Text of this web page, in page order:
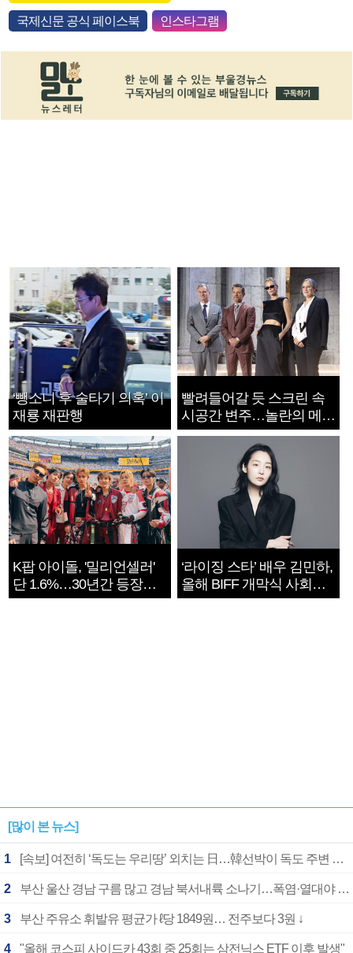
국제신문 공식 페이스북 인스타그램
‘뺑소니 후 술타기 의혹’ 이
재룡 재판행
빨려들어갈 듯 스크린 속
시공간 변주…놀란의 메시
지는 ‘전쟁 속죄’
K팝 아이돌, '밀리언셀러'
단 1.6%…30년간 등장
1182개팀 전수조사
‘라이징 스타’ 배우 김민하,
올해 BIFF 개막식 사회자
확정
[많이 본 뉴스]
1 [속보] 여전히 ‘독도는 우리땅’ 외치는 日…韓선박이 독도 주변 해양조사 활동하자 반발
2 부산 울산 경남 구름 많고 경남 북서내륙 소나기…폭염·열대야 계속
3 부산 주유소 휘발유 평균가 ℓ당 1849원… 전주보다 3원 ↓
4 "올해 코스피 사이드카 43회 중 25회는 삼전닉스 ETF 이후 발생"